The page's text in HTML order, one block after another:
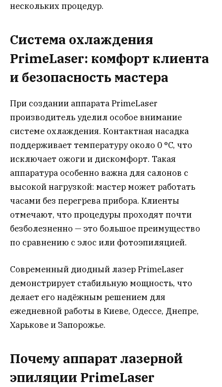
нескольких процедур.
Система охлаждения
PrimeLaser: комфорт клиента
и безопасность мастера
При создании аппарата PrimeLaser
производитель уделил особое внимание
системе охлаждения. Контактная насадка
поддерживает температуру около 0 °C, что
исключает ожоги и дискомфорт. Такая
аппаратура особенно важна для салонов с
высокой нагрузкой: мастер может работать
часами без перегрева прибора. Клиенты
отмечают, что процедуры проходят почти
безболезненно — это большое преимущество
по сравнению с элос или фотоэпиляцией.
Современный диодный лазер PrimeLaser
демонстрирует стабильную мощность, что
делает его надёжным решением для
ежедневной работы в Киеве, Одессе, Днепре,
Харькове и Запорожье.
Почему аппарат лазерной
эпиляции PrimeLaser